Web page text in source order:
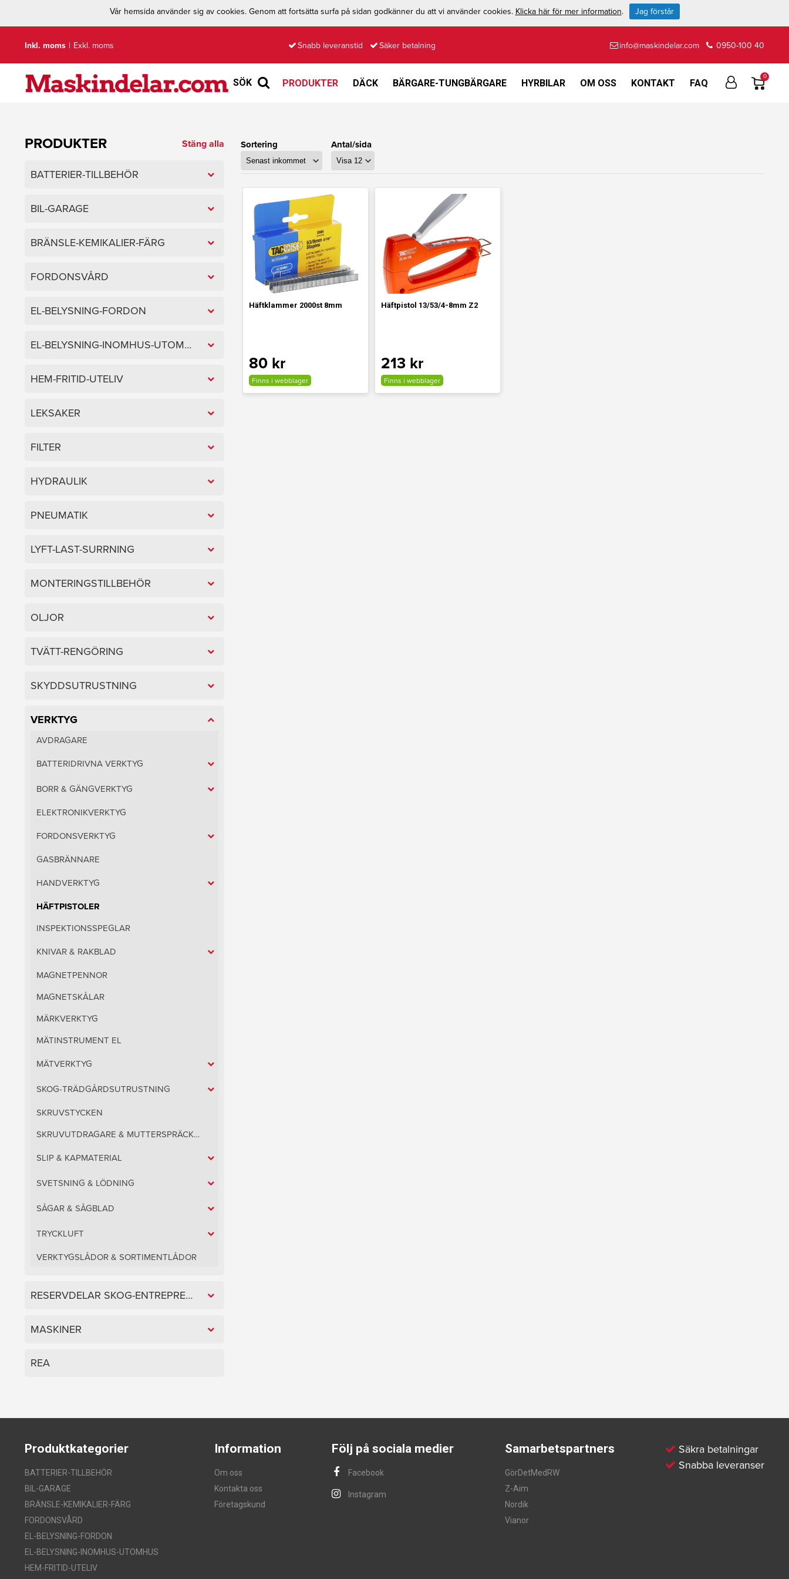
Inkl. moms | Exkl. moms Snabb leveranstid Säker betalning info@maskindelar.com 0950-100 40
SÖK PRODUKTER DÄCK BÄRGARE-TUNGBÄRGARE HYRBILAR OM OSS KONTAKT FAQ
0
PRODUKTER Stäng alla
BATTERIER-TILLBEHÖR
BIL-GARAGE
BRÄNSLE-KEMIKALIER-FÄRG
FORDONSVÅRD
EL-BELYSNING-FORDON
EL-BELYSNING-INOMHUS-UTOMHUS
HEM-FRITID-UTELIV
LEKSAKER
FILTER
HYDRAULIK
PNEUMATIK
LYFT-LAST-SURRNING
MONTERINGSTILLBEHÖR
OLJOR
TVÄTT-RENGÖRING
SKYDDSUTRUSTNING
VERKTYG
AVDRAGARE
BATTERIDRIVNA VERKTYG
BORR & GÄNGVERKTYG
ELEKTRONIKVERKTYG
FORDONSVERKTYG
GASBRÄNNARE
HANDVERKTYG
HÄFTPISTOLER
INSPEKTIONSSPEGLAR
KNIVAR & RAKBLAD
MAGNETPENNOR
MAGNETSKÅLAR
MÄRKVERKTYG
MÄTINSTRUMENT EL
MÄTVERKTYG
SKOG-TRÄDGÅRDSUTRUSTNING
SKRUVSTYCKEN
SKRUVUTDRAGARE & MUTTERSPRÄCKARE
SLIP & KAPMATERIAL
SVETSNING & LÖDNING
SÅGAR & SÅGBLAD
TRYCKLUFT
VERKTYGSLÅDOR & SORTIMENTLÅDOR
RESERVDELAR SKOG-ENTREPRENAD
MASKINER
REA
Sortering Antal/sida
Häftklammer 2000st 8mm
80 kr
Finns i webblager
Häftpistol 13/53/4-8mm Z2
213 kr
Finns i webblager
Produktkategorier
BATTERIER-TILLBEHÖR
BIL-GARAGE
BRÄNSLE-KEMIKALIER-FÄRG
FORDONSVÅRD
EL-BELYSNING-FORDON
EL-BELYSNING-INOMHUS-UTOMHUS
HEM-FRITID-UTELIV
Information
Om oss
Kontakta oss
Företagskund
Följ på sociala medier
Facebook
Instagram
Samarbetspartners
GörDetMedRW
Z-Aim
Nordik
Vianor
Säkra betalningar
Snabba leveranser
Vår hemsida använder sig av cookies. Genom att fortsätta surfa på sidan godkänner du att vi använder cookies. Klicka här för mer information. Jag förstår